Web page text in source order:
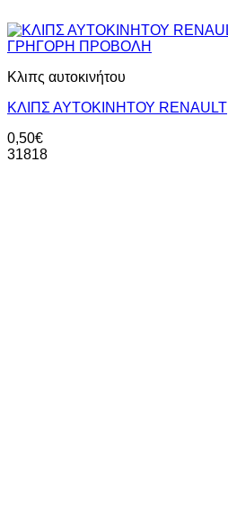
ΓΡΗΓΟΡΗ ΠΡΟΒΟΛΗ
Κλιπς αυτοκινήτου
ΚΛΙΠΣ ΑΥΤΟΚΙΝΗΤΟΥ RENAULT
0,50€
31818